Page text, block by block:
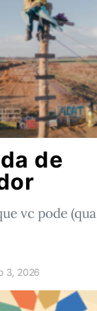
de
vc pode
3, 2026